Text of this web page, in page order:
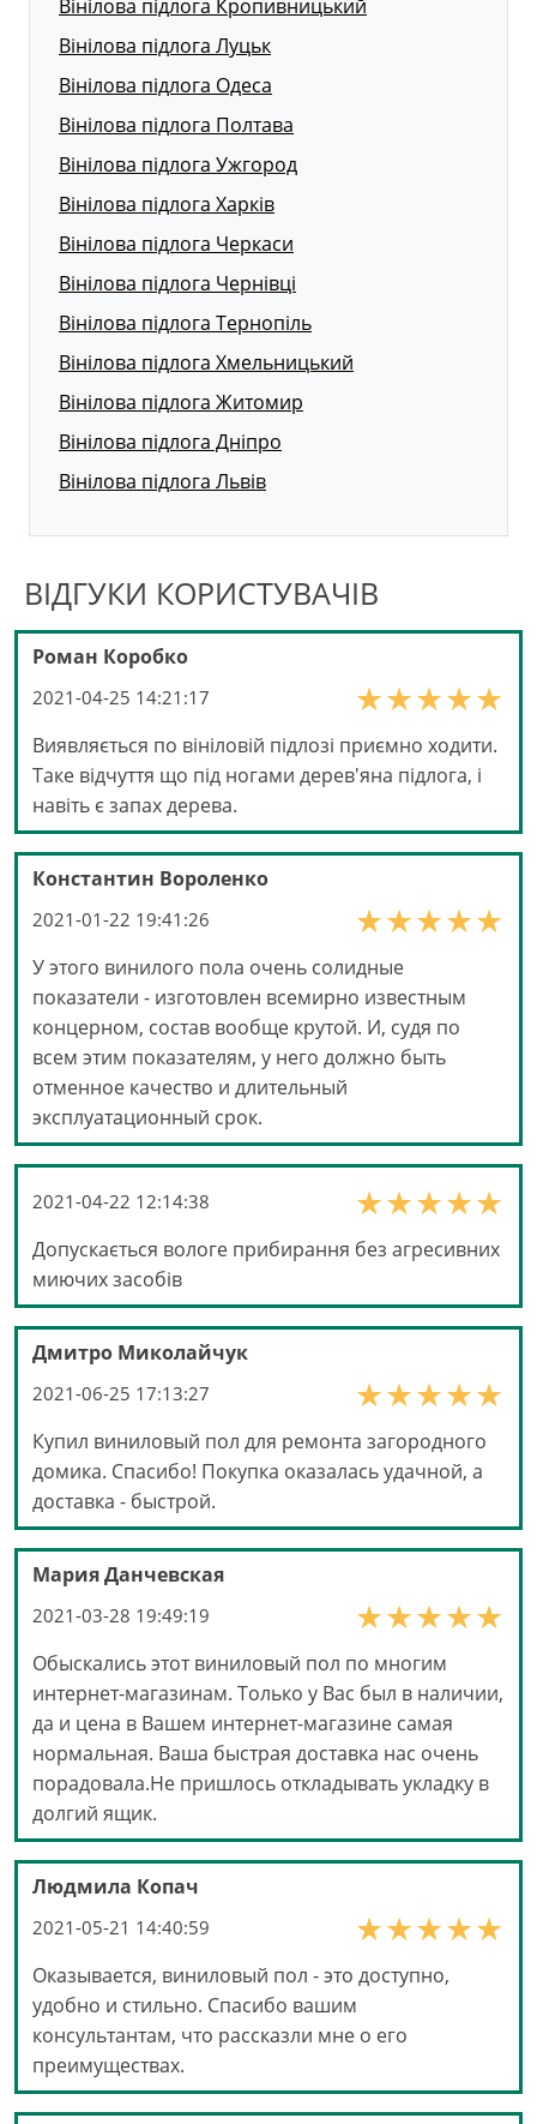
Вінілова підлога Кропивницький
Вінілова підлога Луцьк
Вінілова підлога Одеса
Вінілова підлога Полтава
Вінілова підлога Ужгород
Вінілова підлога Харків
Вінілова підлога Черкаси
Вінілова підлога Чернівці
Вінілова підлога Тернопіль
Вінілова підлога Хмельницький
Вінілова підлога Житомир
Вінілова підлога Дніпро
Вінілова підлога Львів
ВІДГУКИ КОРИСТУВАЧІВ
Роман Коробко
2021-04-25 14:21:17
Виявляється по вініловій підлозі приємно ходити.
Таке відчуття що під ногами дерев'яна підлога, і
навіть є запах дерева.
Константин Вороленко
2021-01-22 19:41:26
У этого винилого пола очень солидные
показатели - изготовлен всемирно известным
концерном, состав вообще крутой. И, судя по
всем этим показателям, у него должно быть
отменное качество и длительный
эксплуатационный срок.
2021-04-22 12:14:38
Допускається вологе прибирання без агресивних
миючих засобів
Дмитро Миколайчук
2021-06-25 17:13:27
Купил виниловый пол для ремонта загородного
домика. Спасибо! Покупка оказалась удачной, а
доставка - быстрой.
Мария Данчевская
2021-03-28 19:49:19
Обыскались этот виниловый пол по многим
интернет-магазинам. Только у Вас был в наличии,
да и цена в Вашем интернет-магазине самая
нормальная. Ваша быстрая доставка нас очень
порадовала.Не пришлось откладывать укладку в
долгий ящик.
Людмила Копач
2021-05-21 14:40:59
Оказывается, виниловый пол - это доступно,
удобно и стильно. Спасибо вашим
консультантам, что рассказли мне о его
преимуществах.